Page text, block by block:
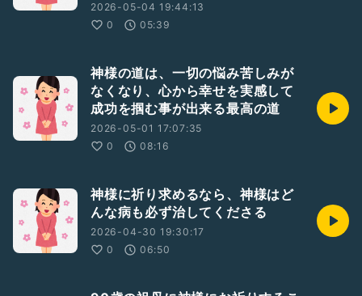
2026-05-04 19:44:13
0
05:39
神様の道は、一切の悩み苦しみが
なくなり、心から幸せを実感して
成功を掴む事が出来る最高の道
2026-05-01 17:07:35
0
08:16
神様に祈り求めるなら、神様はど
んな病も必ず治してくださる
2026-04-30 19:30:17
0
06:50